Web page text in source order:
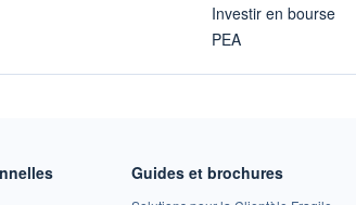
Investir en bourse
PEA
Guides et brochures